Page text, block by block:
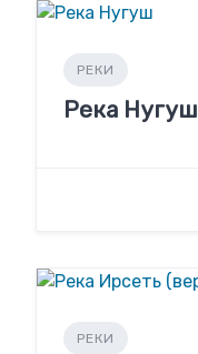
РЕКИ
Река Нугуш
РЕКИ